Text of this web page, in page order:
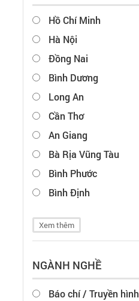
Hồ Chí Minh
Hà Nội
Đồng Nai
Bình Dương
Long An
Cần Thơ
An Giang
Bà Rịa Vũng Tàu
Bình Phước
Bình Định
Xem thêm
NGÀNH NGHỀ
Báo chí / Truyền hình